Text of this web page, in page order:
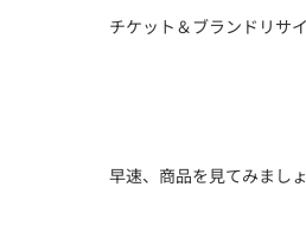
チケット＆ブランドリサ
早速、商品を見てみましょ